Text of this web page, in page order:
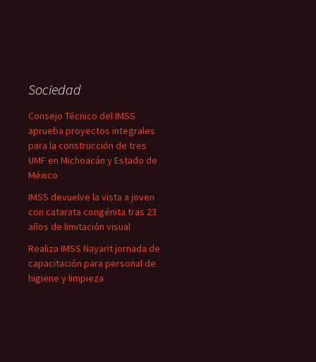
Sociedad
Consejo Técnico del IMSS
aprueba proyectos integrales
para la construcción de tres
UMF en Michoacán y Estado de
México
IMSS devuelve la vista a joven
con catarata congénita tras 23
años de limitación visual
Realiza IMSS Nayarit jornada de
capacitación para personal de
higiene y limpieza